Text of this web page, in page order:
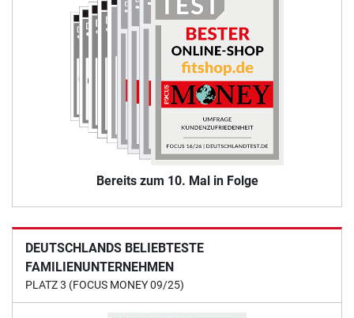
Bereits zum 10. Mal in Folge
DEUTSCHLANDS BELIEBTESTE
FAMILIENUNTERNEHMEN
PLATZ 3 (FOCUS MONEY 09/25)